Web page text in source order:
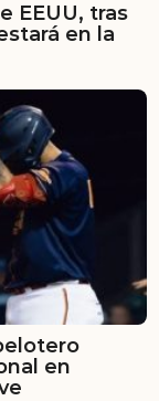
EEUU, tras
en la
en